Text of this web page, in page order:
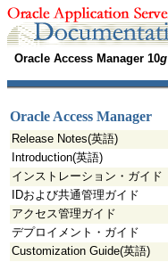
Oracle Access Manager 10g
Oracle Access Manager
Release Notes(英語)
Introduction(英語)
インストレーション・ガイド
IDおよび共通管理ガイド
アクセス管理ガイド
デプロイメント・ガイド
Customization Guide(英語)